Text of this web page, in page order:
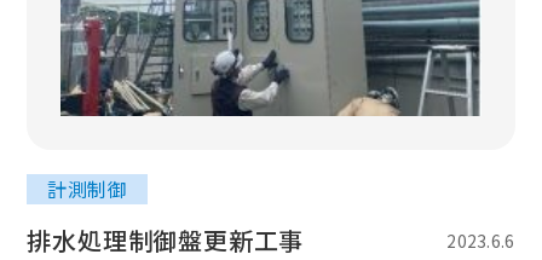
計測制御
排水処理制御盤更新工事 2023.6.6